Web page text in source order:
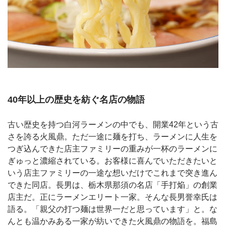
40年以上の歴史を紡ぐ名店の物語
古い歴史を持つ白河ラーメンの中でも、開業42年という古
さを誇る火風鼎。ただ一途に麺を打ち、ラーメンに人生を
つぎ込んできた店主ファミリーの重みが一杯のラーメンに
ぎゅっと濃縮されている。お客様に喜んでいただきたいと
いう店主ファミリーの一途な想いだけでこれまで突き進ん
できた同店。長男は、栃木県那須の名店「手打焔」の創業
店主だ。正にラーメンエリート一家。そんな長男誉幸氏は
語る。「親父の打つ麺は世界一だと思っています」と。な
んとも温かみある一家が紡いできた火風鼎の物語を。福島